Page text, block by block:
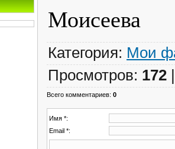
Моисеева
Категория: Мои
Просмотров: 172
Всего комментариев: 0
Имя *:
Email *: